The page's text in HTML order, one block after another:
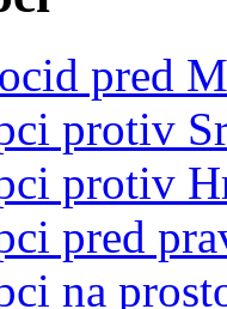
pred
protiv
protiv
pred
na